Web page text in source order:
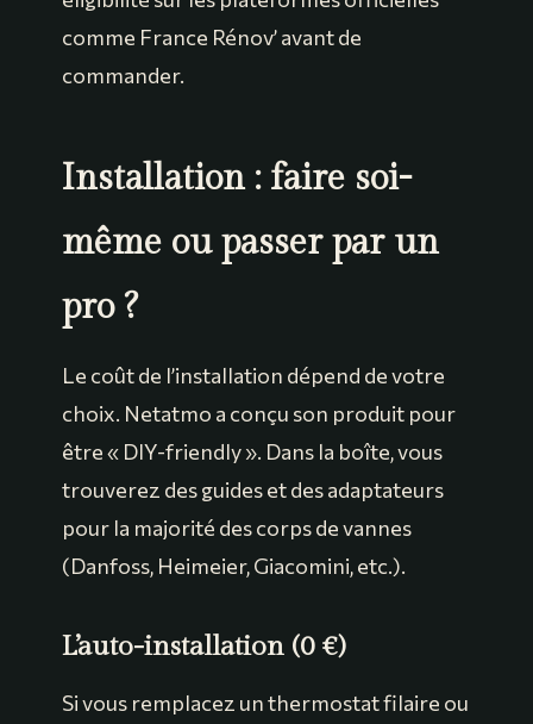
comme France Rénov’ avant de
commander.
Installation : faire soi-
même ou passer par un
pro ?
Le coût de l’installation dépend de votre
choix. Netatmo a conçu son produit pour
être « DIY-friendly ». Dans la boîte, vous
trouverez des guides et des adaptateurs
pour la majorité des corps de vannes
(Danfoss, Heimeier, Giacomini, etc.).
L’auto-installation (0 €)
Si vous remplacez un thermostat filaire ou